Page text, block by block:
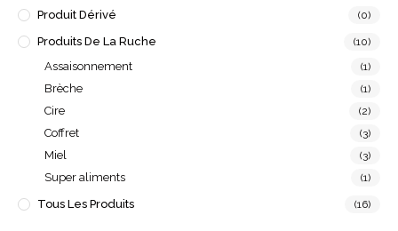
Produit Dérivé (0)
Produits De La Ruche (10)
Assaisonnement (1)
Brèche (1)
Cire (2)
Coffret (3)
Miel (3)
Super aliments (1)
Tous Les Produits (16)